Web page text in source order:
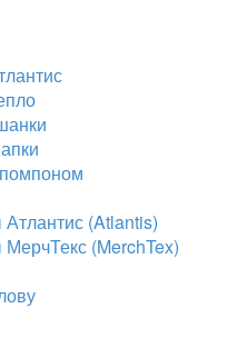
(Atlantis)
(MerchTex)